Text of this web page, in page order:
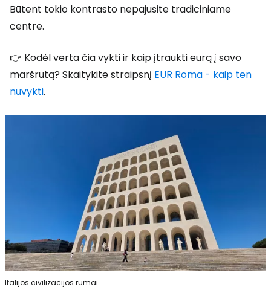
Būtent tokio kontrasto nepajusite tradiciniame
centre.
👉 Kodėl verta čia vykti ir kaip įtraukti eurą į savo
maršrutą? Skaitykite straipsnį EUR Roma - kaip ten
nuvykti.
Italijos civilizacijos rūmai